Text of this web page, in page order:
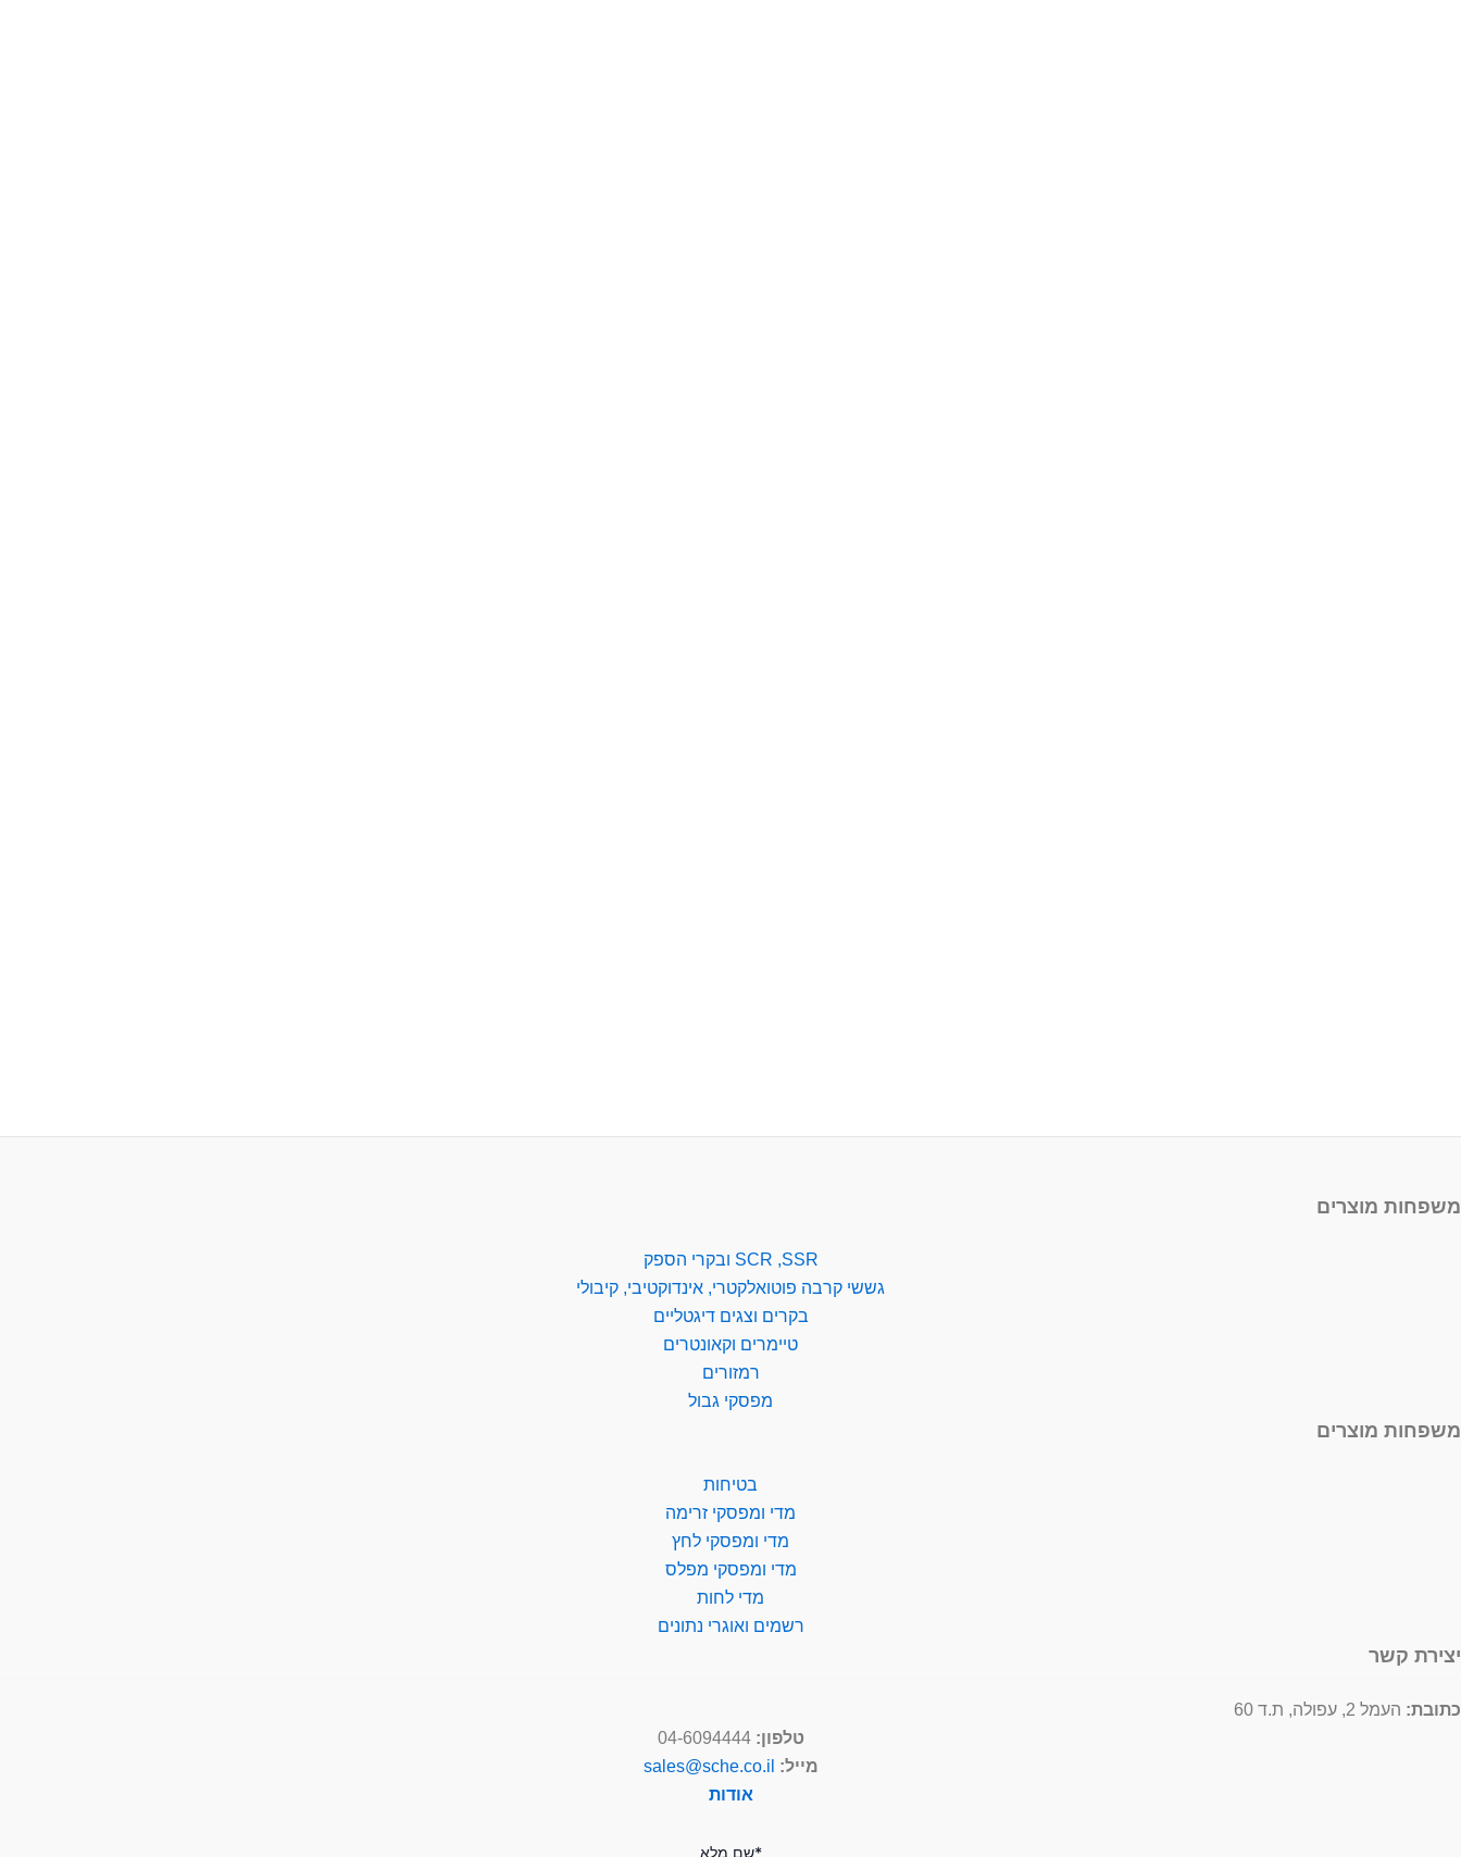
משפחות מוצרים
SCR ,SSR ובקרי הספק
גששי קרבה פוטואלקטרי, אינדוקטיבי, קיבולי
בקרים וצגים דיגטליים
טיימרים וקאונטרים
רמזורים
מפסקי גבול
משפחות מוצרים
בטיחות
מדי ומפסקי זרימה
מדי ומפסקי לחץ
מדי ומפסקי מפלס
מדי לחות
רשמים ואוגרי נתונים
יצירת קשר
כתובת: העמל 2, עפולה, ת.ד 60
טלפון: 04-6094444
מייל: sales@sche.co.il
אודות
*שם מלא